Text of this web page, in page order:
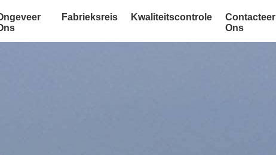
Fabrieksreis Kwaliteitscontrole
Contacteer
Ons